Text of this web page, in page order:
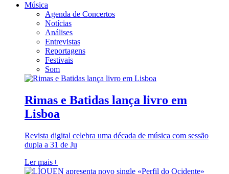
Música
Agenda de Concertos
Notícias
Análises
Entrevistas
Reportagens
Festivais
Som
Rimas e Batidas lança livro em
Lisboa
Revista digital celebra uma década de música com sessão
dupla a 31 de Ju
Ler mais+